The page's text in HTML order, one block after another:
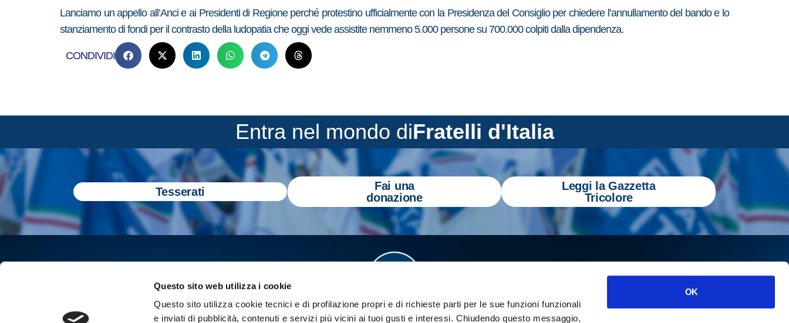
Questo sito web utilizza i cookie
Questo sito utilizza cookie tecnici e di profilazione propri e di richieste parti per le sue funzioni funzionali
e inviati di pubblicità, contenuti e servizi più vicini ai tuoi gusti e interessi.Chiudendo questo messaggio,
OK
Lanciamo un appello all’Anci e ai Presidenti di Regione perché protestino ufficialmente con la Presidenza del Consiglio per chiedere l’annullamento del bando e lo
stanziamento di fondi per il contrasto della ludopatia che oggi vede assistite nemmeno 5.000 persone su 700.000 colpiti dalla dipendenza.
CONDIVIDI
Entra nel mondo diFratelli d'Italia
Tesserati
Fai una
donazione
Leggi la Gazzetta
Tricolore